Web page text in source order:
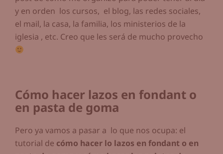
y en orden los cursos, el blog, las redes sociales,
el mail, la casa, la familia, los ministerios de la
iglesia , etc. Creo que les será de mucho provecho
Cómo hacer lazos en fondant o
en pasta de goma
Pero ya vamos a pasar a lo que nos ocupa: el
tutorial de cómo hacer lo lazos en fondant o en